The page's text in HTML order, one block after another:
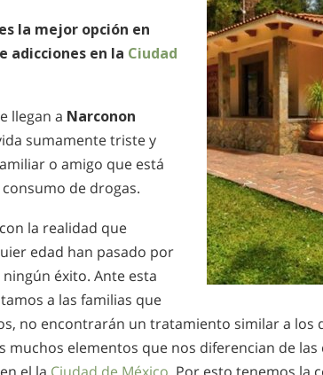
es la mejor opción en
adicciones en la Ciudad
llegan a Narconon
sumamente triste y
o amigo que está
de drogas.
la realidad que
edad han pasado por
éxito. Ante esta
a las familias que
no encontrarán un tratamiento similar a los
muchos elementos que nos diferencian de las